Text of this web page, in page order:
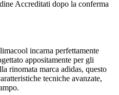
Accreditati dopo la conferma
incarna perfettamente
appositamente per gli
rinomata marca adidas, questo
tecniche avanzate,